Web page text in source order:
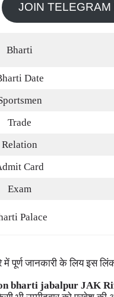
JOIN
Bharti
Date
Trade
Relation
Card
Exam
Palace
में पूर्ण जानकारी के लिय इस
bharti jabalpur JAK